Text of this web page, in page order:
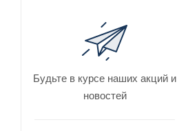
Будьте в курсе наших акций и
новостей